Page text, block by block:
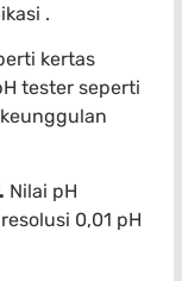
.
kertas
tester seperti
Nilai pH
0,01 pH